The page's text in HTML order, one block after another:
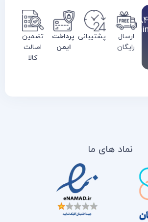
ارسال
رایگان
پشتیبانی پرداخت
ایمن
تضمین
اصالت
کالا
نماد های ما